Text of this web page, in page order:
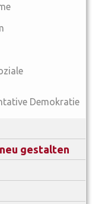
Demokratie
gestalten